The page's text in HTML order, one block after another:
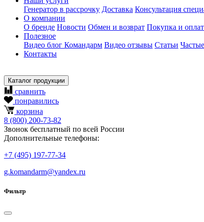
Генератор в рассрочку Доставка Консультация
О компании
О бренде Новости Обмен и возврат Покупка и
Полезное
Видео блог Командарм Видео отзывы Статьи
Контакты
Каталог продукции
сравнить
понравились
корзина
8 (800) 200-73-82
Звонок бесплатный по всей России
Дополнительные телефоны:
+7 (495) 197-77-34
g.komandarm@yandex.ru
Фильтр